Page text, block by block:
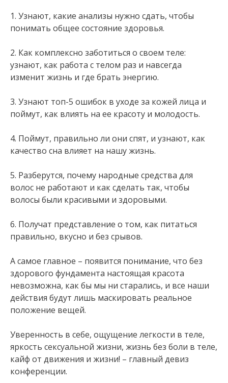
1. Узнают, какие анализы нужно сдать, чтобы
понимать общее состояние здоровья.
2. Как комплексно заботиться о своем теле:
узнают, как работа с телом раз и навсегда
изменит жизнь и где брать энергию.
3. Узнают топ-5 ошибок в уходе за кожей лица и
поймут, как влиять на ее красоту и молодость.
4. Поймут, правильно ли они спят, и узнают, как
качество сна влияет на нашу жизнь.
5. Разберутся, почему народные средства для
волос не работают и как сделать так, чтобы
волосы были красивыми и здоровыми.
6. Получат представление о том, как питаться
правильно, вкусно и без срывов.
А самое главное – появится понимание, что без
здорового фундамента настоящая красота
невозможна, как бы мы ни старались, и все наши
действия будут лишь маскировать реальное
положение вещей.
Уверенность в себе, ощущение легкости в теле,
яркость сексуальной жизни, жизнь без боли в теле,
кайф от движения и жизни! – главный девиз
конференции.